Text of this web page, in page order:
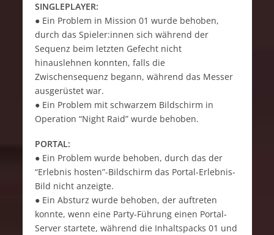
SINGLEPLAYER:
● Ein Problem in Mission 01 wurde behoben,
durch das Spieler:innen sich während der
Sequenz beim letzten Gefecht nicht
hinauslehnen konnten, falls die
Zwischensequenz begann, während das Messer
ausgerüstet war.
● Ein Problem mit schwarzem Bildschirm in
Operation “Night Raid” wurde behoben.
PORTAL:
● Ein Problem wurde behoben, durch das der
“Erlebnis hosten”-Bildschirm das Portal-Erlebnis-
Bild nicht anzeigte.
● Ein Absturz wurde behoben, der auftreten
konnte, wenn eine Party-Führung einen Portal-
Server startete, während die Inhaltspacks 01 und